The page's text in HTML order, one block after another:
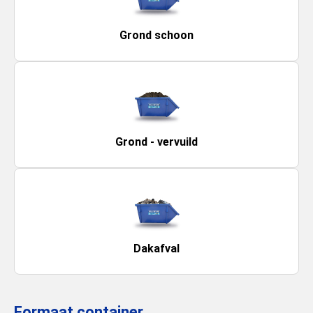
Grond schoon
Grond - vervuild
Dakafval